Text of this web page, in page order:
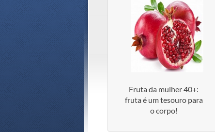
Fruta da mulher 40+:
fruta é um tesouro para
o corpo!